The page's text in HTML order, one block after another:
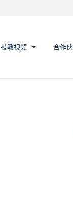
投教视频 合作